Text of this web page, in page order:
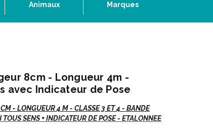
Animaux Marques
8cm - Longueur 4m -
avec Indicateur de Pose
- LONGUEUR 4 M - CLASSE 3 ET 4 - BANDE
SENS + INDICATEUR DE POSE - ETALONNEE